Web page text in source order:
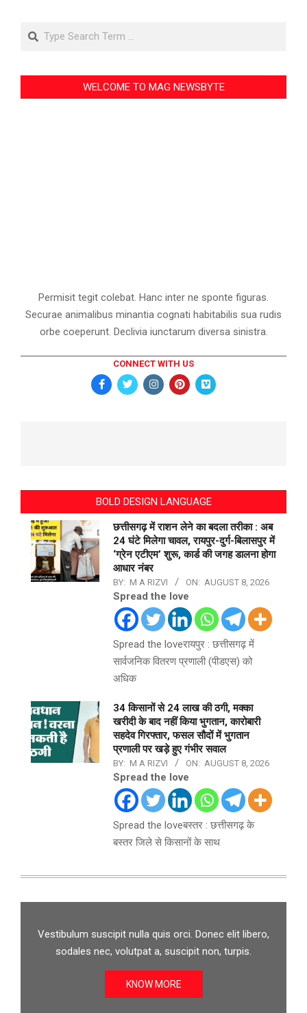
Search
WELCOME TO MAG NEWSBYTE
Permisit tegit colebat. Hanc inter ne sponte figuras.
Securae animalibus minantia cognati habitabilis sua rudis
orbe coeperunt. Declivia iunctarum diversa sinistra.
CONNECT WITH US
BOLD DESIGN LANGUAGE
छत्तीसगढ़ में राशन लेने का बदला तरीका : अब
24 घंटे मिलेगा चावल, रायपुर-दुर्ग-बिलासपुर में
‘ग्रेन एटीएम’ शुरू, कार्ड की जगह डालना होगा
आधार नंबर
BY: M A RIZVI ON: AUGUST 8, 2026
Spread the love
Spread the loveरायपुर : छत्तीसगढ़ में
सार्वजनिक वितरण प्रणाली (पीडएस) को
अधिक
34 किसानों से 24 लाख की ठगी, मक्का
खरीदी के बाद नहीं किया भुगतान, कारोबारी
सहदेव गिरफ्तार, फसल सौदों में भुगतान
प्रणाली पर खड़े हुए गंभीर सवाल
BY: M A RIZVI ON: AUGUST 8, 2026
Spread the love
Spread the loveबस्तर : छत्तीसगढ़ के
बस्तर जिले से किसानों के साथ
Vestibulum suscipit nulla quis orci. Donec elit libero,
sodales nec, volutpat a, suscipit non, turpis.
KNOW MORE